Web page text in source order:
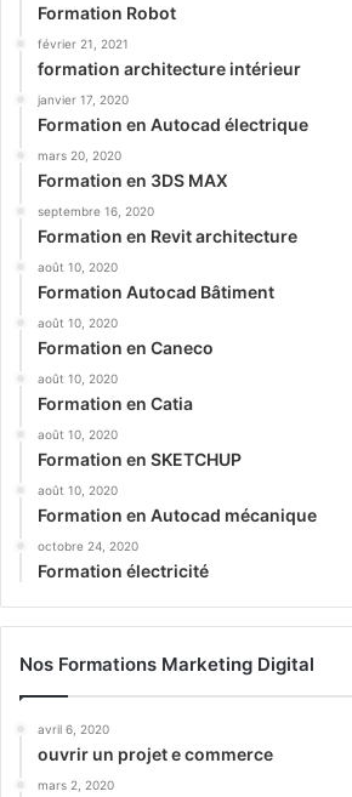
Formation Robot
février 21, 2021
formation architecture intérieur
janvier 17, 2020
Formation en Autocad électrique
mars 20, 2020
Formation en 3DS MAX
septembre 16, 2020
Formation en Revit architecture
août 10, 2020
Formation Autocad Bâtiment
août 10, 2020
Formation en Caneco
août 10, 2020
Formation en Catia
août 10, 2020
Formation en SKETCHUP
août 10, 2020
Formation en Autocad mécanique
octobre 24, 2020
Formation électricité
Nos Formations Marketing Digital
avril 6, 2020
ouvrir un projet e commerce
mars 2, 2020